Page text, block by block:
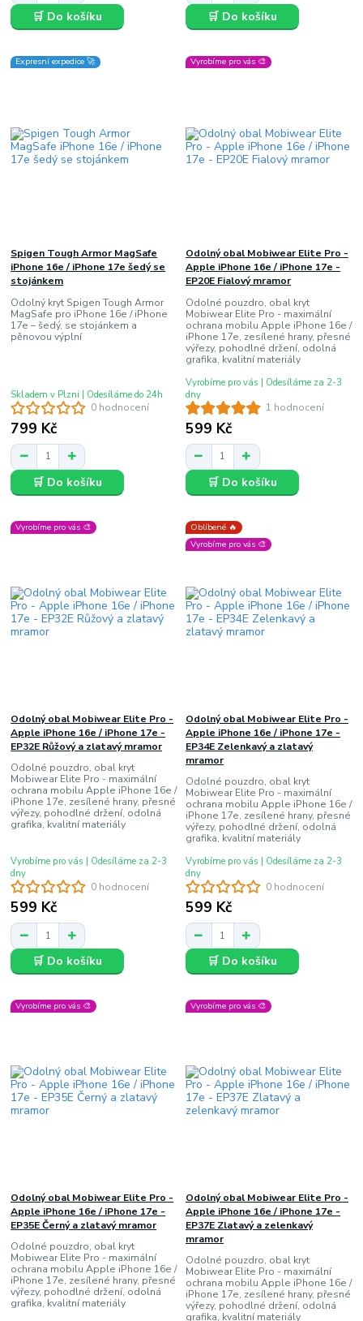
🛒 Do košíku 🛒 Do košíku
Expresní expedice 🚀
0 hodnocení
Spigen Tough Armor MagSafe
iPhone 16e / iPhone 17e šedý se
stojánkem
Odolný kryt Spigen Tough Armor
MagSafe pro iPhone 16e / iPhone
17e – šedý, se stojánkem a
pěnovou výplní
799 Kč
Skladem v Plzni | Odesíláme do 24h
🛒 Do košíku
Vyrobíme pro vás 🎨
1 hodnocení
Odolný obal Mobiwear Elite Pro -
Apple iPhone 16e / iPhone 17e -
EP20E Fialový mramor
Odolné pouzdro, obal kryt
Mobiwear Elite Pro - maximální
ochrana mobilu Apple iPhone 16e /
iPhone 17e, zesílené hrany, přesné
výřezy, pohodlné držení, odolná
grafika, kvalitní materiály
599 Kč
Vyrobíme pro vás | Odesíláme za 2-3
dny
🛒 Do košíku
Vyrobíme pro vás 🎨
0 hodnocení
Odolný obal Mobiwear Elite Pro -
Apple iPhone 16e / iPhone 17e -
EP32E Růžový a zlatavý mramor
Odolné pouzdro, obal kryt
Mobiwear Elite Pro - maximální
ochrana mobilu Apple iPhone 16e /
iPhone 17e, zesílené hrany, přesné
výřezy, pohodlné držení, odolná
grafika, kvalitní materiály
599 Kč
Vyrobíme pro vás | Odesíláme za 2-3
dny
🛒 Do košíku
Oblíbené 🔥
Vyrobíme pro vás 🎨
0 hodnocení
Odolný obal Mobiwear Elite Pro -
Apple iPhone 16e / iPhone 17e -
EP34E Zelenkavý a zlatavý
mramor
Odolné pouzdro, obal kryt
Mobiwear Elite Pro - maximální
ochrana mobilu Apple iPhone 16e /
iPhone 17e, zesílené hrany, přesné
výřezy, pohodlné držení, odolná
grafika, kvalitní materiály
599 Kč
Vyrobíme pro vás | Odesíláme za 2-3
dny
🛒 Do košíku
Vyrobíme pro vás 🎨
Odolný obal Mobiwear Elite Pro -
Apple iPhone 16e / iPhone 17e -
EP35E Černý a zlatavý mramor
Odolné pouzdro, obal kryt
Mobiwear Elite Pro - maximální
ochrana mobilu Apple iPhone 16e /
iPhone 17e, zesílené hrany, přesné
výřezy, pohodlné držení, odolná
grafika, kvalitní materiály
Vyrobíme pro vás 🎨
Odolný obal Mobiwear Elite Pro -
Apple iPhone 16e / iPhone 17e -
EP37E Zlatavý a zelenkavý
mramor
Odolné pouzdro, obal kryt
Mobiwear Elite Pro - maximální
ochrana mobilu Apple iPhone 16e /
iPhone 17e, zesílené hrany, přesné
výřezy, pohodlné držení, odolná
grafika, kvalitní materiály